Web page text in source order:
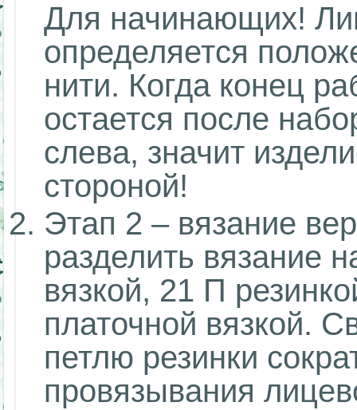
Для начинающих!
определяется
нити. Когда конец
остается после
слева, значит
стороной!
Этап 2 – вязание
разделить вязание
вязкой, 21 П
платочной вязкой.
петлю резинки
провязывания